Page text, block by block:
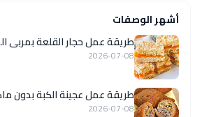
أشهر الوصفات
طريقة عمل حجار القلعة
2026-07-08
طريقة عمل عجينة الكبة بدون
2026-07-08